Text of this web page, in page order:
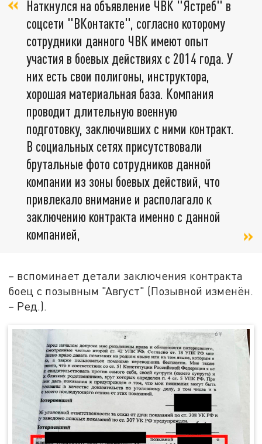
Наткнулся на объявление ЧВК "Ястреб" в
соцсети "ВКонтакте", согласно которому
сотрудники данного ЧВК имеют опыт
участия в боевых действиях с 2014 года. У
них есть свои полигоны, инструктора,
хорошая материальная база. Компания
проводит длительную военную
подготовку, заключивших с ними контракт.
В социальных сетях присутствовали
брутальные фото сотрудников данной
компании из зоны боевых действий, что
привлекало внимание и располагало к
заключению контракта именно с данной
компанией,
– вспоминает детали заключения контракта
боец с позывным "Август" (Позывной изменён.
– Ред.).